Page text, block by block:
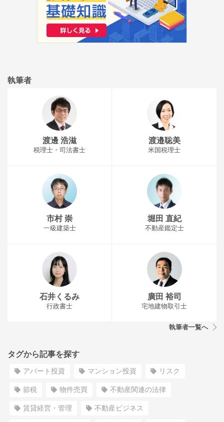
執筆者
渡邊 浩滋
税理士・司法書士
渡邉聡美
米国税理士
市村 崇
一級建築士
堀田 直紀
不動産鑑定士
石井くるみ
行政書士
廣田 裕司
宅地建物取引士
執筆者一覧へ
タグから記事を探す
アパート投資 マンション投資 リスク
節税 物件売買 不動産関連の法律
賃貸経営・管理 不動産ビジネス